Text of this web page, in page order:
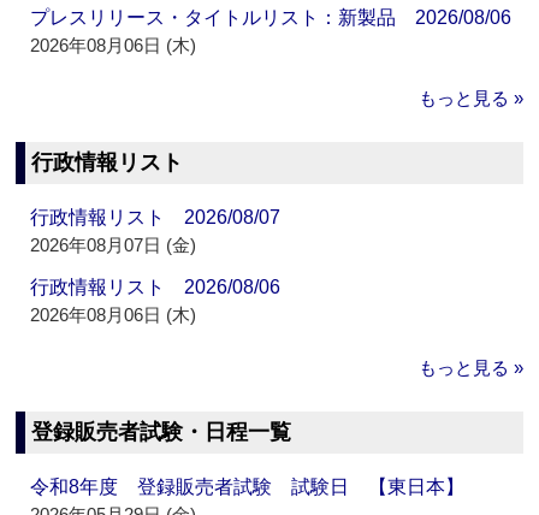
プレスリリース・タイトルリスト：新製品 2026/08/06
2026年08月06日 (木)
もっと見る »
行政情報リスト
行政情報リスト 2026/08/07
2026年08月07日 (金)
行政情報リスト 2026/08/06
2026年08月06日 (木)
もっと見る »
登録販売者試験・日程一覧
令和8年度 登録販売者試験 試験日 【東日本】